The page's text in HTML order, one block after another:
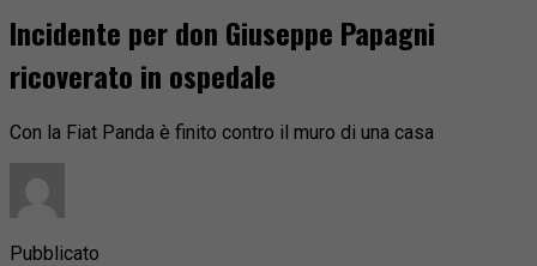
Incidente per don Giuseppe Papagni
ricoverato in ospedale
Con la Fiat Panda è finito contro il muro di una casa
Pubblicato